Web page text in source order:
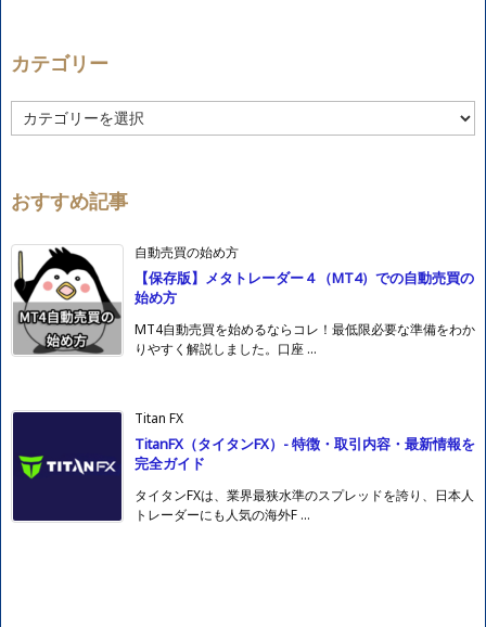
カテゴリー
カ
テ
ー
おすすめ記事
自動売買の始め方
【保存版】メタトレーダー４（MT4）での自動売買の
始め方
MT4自動売買を始めるならコレ！最低限必要な準備をわか
りやすく解説しました。口座 ...
Titan FX
TitanFX（タイタンFX）- 特徴・取引内容・最新情報を
完全ガイド
タイタンFXは、業界最狭水準のスプレッドを誇り、日本人
トレーダーにも人気の海外F ...